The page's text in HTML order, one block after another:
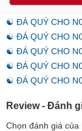
☯ ĐÁ QUÝ CHO
☯ ĐÁ QUÝ CHO
☯ ĐÁ QUÝ CHO
☯ ĐÁ QUÝ CHO
☯ ĐÁ QUÝ CHO
Review - Đánh
Chọn đánh giá của